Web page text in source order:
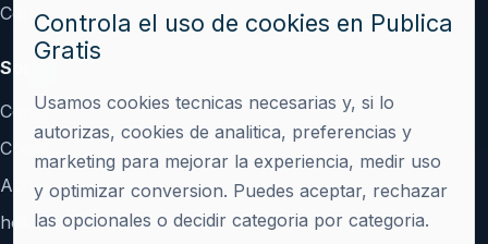
Configurar cookies
Soporte
Contacto
Crear cuenta
Acceder
hola@publicagratis.es
Controla el uso de cookies en Publica
Gratis
Usamos cookies tecnicas necesarias y, si lo
autorizas, cookies de analitica, preferencias y
marketing para mejorar la experiencia, medir uso
y optimizar conversion. Puedes aceptar, rechazar
las opcionales o decidir categoria por categoria.